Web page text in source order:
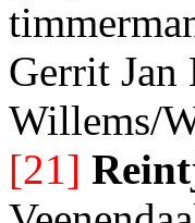
Gerrit Jan
Willems/
[21]